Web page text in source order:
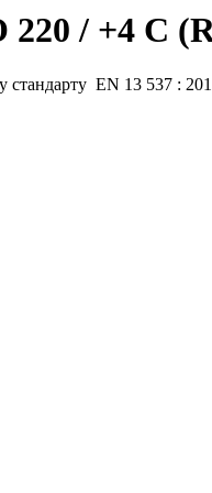
/ +4 C
EN 13 537 :